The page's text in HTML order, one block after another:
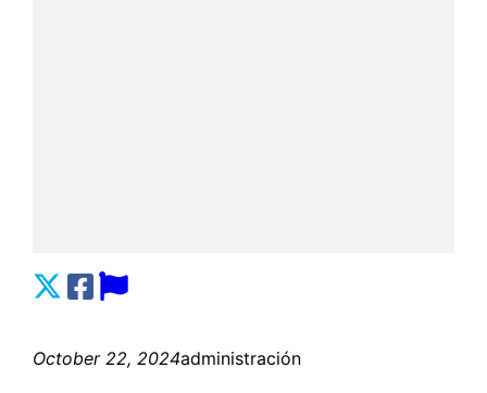
October 22, 2024administración